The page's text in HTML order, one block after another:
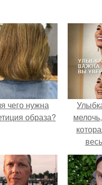
чего нужна
образа?